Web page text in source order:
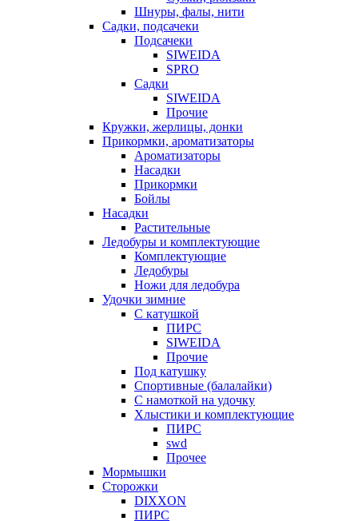
Шнуры, фалы, нити
Садки, подсачеки
Подсачеки
SIWEIDA
SPRO
Садки
SIWEIDA
Прочие
Кружки, жерлицы, донки
Прикормки, ароматизаторы
Ароматизаторы
Насадки
Прикормки
Бойлы
Насадки
Растительные
Ледобуры и комплектующие
Комплектующие
Ледобуры
Ножи для ледобура
Удочки зимние
С катушкой
ПИРС
SIWEIDA
Прочие
Под катушку
Спортивные (балалайки)
С намоткой на удочку
Хлыстики и комплектующие
ПИРС
swd
Прочее
Мормышки
Сторожки
DIXXON
ПИРС